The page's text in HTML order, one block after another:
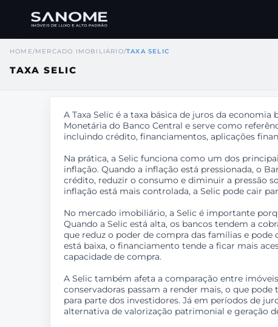
HOME/MERCADO IMOBILIÁRIO/TAXA SELIC
TAXA SELIC
A Taxa Selic é a taxa básica de juros da
Monetária do Banco Central e serve como
incluindo crédito, financiamentos, aplicações
Na prática, a Selic funciona como um dos
inflação. Quando a inflação está pressionada, o
crédito, reduzir o consumo e diminuir a pressão
inflação está mais controlada, a Selic pode cair
No mercado imobiliário, a Selic é importante
Quando a Selic está alta, os bancos tendem a
que reduz o poder de compra das famílias e
está baixa, o financiamento tende a ficar mais
capacidade de compra.
A Selic também afeta a comparação entre
conservadoras passam a render mais, o que
para parte dos investidores. Já em períodos de
alternativa de valorização patrimonial e geração